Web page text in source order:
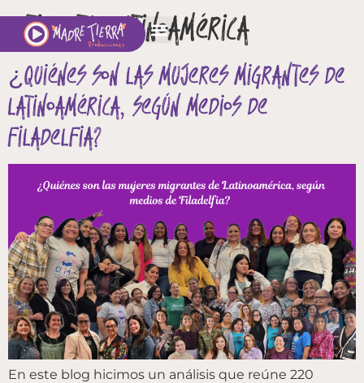
Etiqueta:Latinoamérica
¿Quiénes son las mujeres migrantes de
Latinoamérica, según medios de
Filadelfia?
En este blog hicimos un análisis que reúne 220